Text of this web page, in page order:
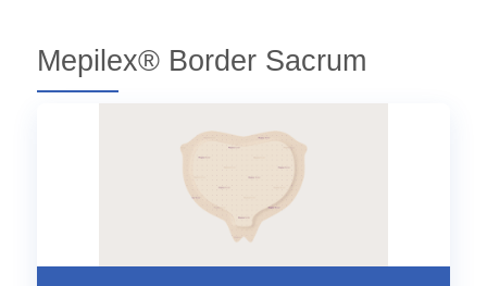
Mepilex® Border Sacrum